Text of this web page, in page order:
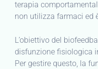
terapia
non utilizza farmaci ed
L’obiettivo del
disfunzione fisiologica
Per gestire questo, la